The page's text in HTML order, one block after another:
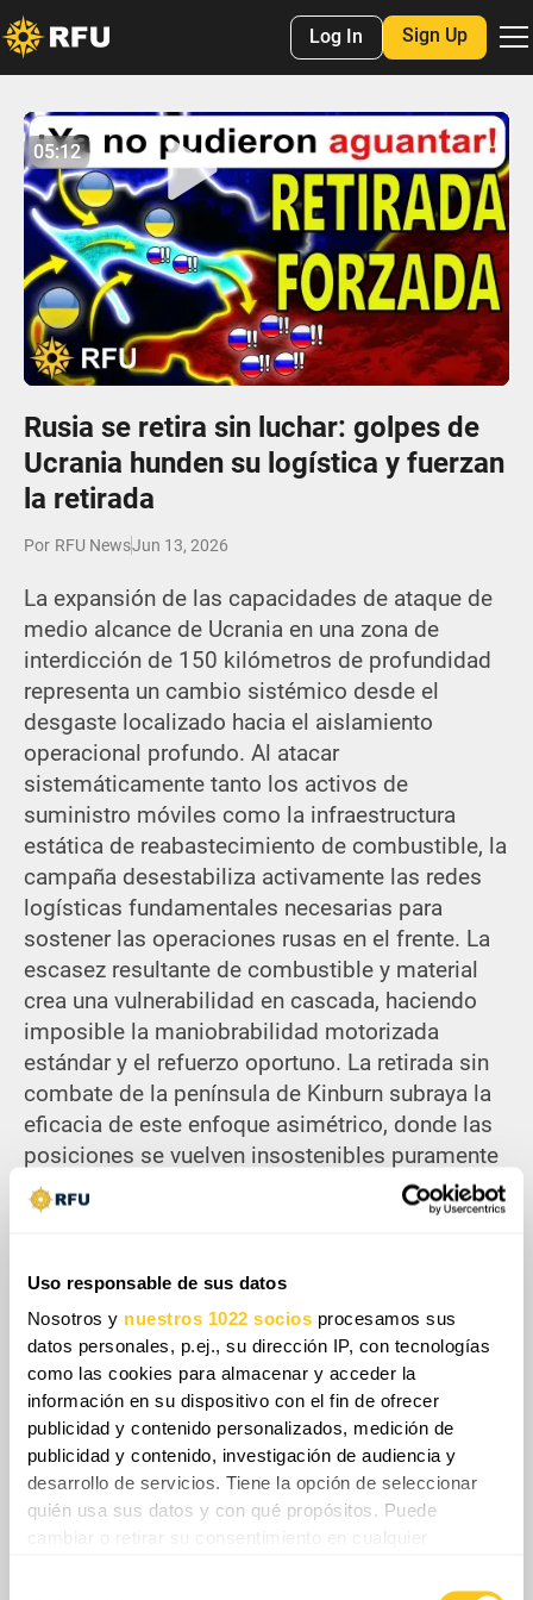
Uso responsable de sus datos
Nosotros y nuestros 1022 socios procesamos sus
datos personales, p.ej., su dirección IP, con tecnologías
como las cookies para almacenar y acceder la
información en su dispositivo con el fin de ofrecer
publicidad y contenido personalizados, medición de
publicidad y contenido, investigación de audiencia y
desarrollo de servicios. Tiene la opción de seleccionar
quién usa sus datos y con qué propósitos. Puede
cambiar o retirar su consentimiento en cualquier
Log In Sign Up
Play
05:11
Mute Settings
Enter
No items found.
05:12
Rusia se retira sin luchar: golpes de
Ucrania hunden su logística y fuerzan
la retirada
Por RFU NewsJun 13, 2026
La expansión de las capacidades de ataque de
medio alcance de Ucrania en una zona de
interdicción de 150 kilómetros de profundidad
representa un cambio sistémico desde el
desgaste localizado hacia el aislamiento
operacional profundo. Al atacar
sistemáticamente tanto los activos de
suministro móviles como la infraestructura
estática de reabastecimiento de combustible, la
campaña desestabiliza activamente las redes
logísticas fundamentales necesarias para
sostener las operaciones rusas en el frente. La
escasez resultante de combustible y material
crea una vulnerabilidad en cascada, haciendo
imposible la maniobrabilidad motorizada
estándar y el refuerzo oportuno. La retirada sin
combate de la península de Kinburn subraya la
eficacia de este enfoque asimétrico, donde las
posiciones se vuelven insostenibles puramente
debido al desabastecimiento logístico. Rusia se
enfrenta al riesgo agudo de que este colapso
amplios si la guerra electrónica defensiva y las
líneas de suministro alternativas no logran
adaptarse. En última instancia, esta estrategia
tiene como objetivo forzar concesiones
territoriales a gran escala al impedir la defensa
física antes de que comience cualquier
enfrentamiento terrestre importante.